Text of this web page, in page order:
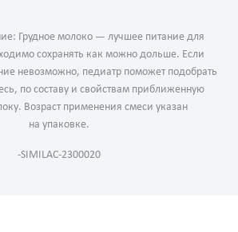
Грудное молоко — лучшее питание для
сохранять как можно дольше. Если
невозможно, педиатр поможет подобрать
по составу и свойствам приближенную
Возраст применения смеси указан
на упаковке.
-SIMILAC-2300020